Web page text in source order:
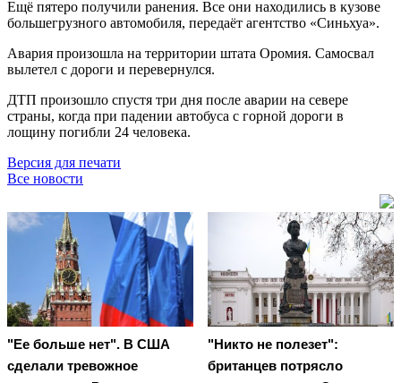
Ещё пятеро получили ранения. Все они находились в кузове
большегрузного автомобиля, передаёт агентство «Синьхуа».
Авария произошла на территории штата Оромия. Самосвал
вылетел с дороги и перевернулся.
ДТП произошло спустя три дня после аварии на севере
страны, когда при падении автобуса с горной дороги в
лощину погибли 24 человека.
Версия для печати
Все новости
"Ее больше нет". В США
сделали тревожное
"Никто не полезет":
британцев потрясло